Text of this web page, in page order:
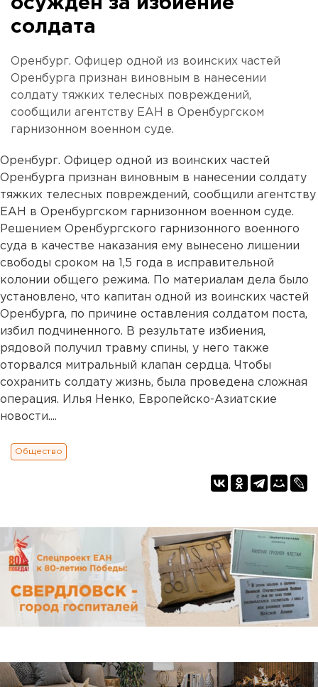
осужден за избиение
солдата
Оренбург. Офицер одной из воинских частей
Оренбурга признан виновным в нанесении
солдату тяжких телесных повреждений,
сообщили агентству ЕАН в Оренбургском
гарнизонном военном суде.
Оренбург. Офицер одной из воинских частей
Оренбурга признан виновным в нанесении солдату
тяжких телесных повреждений, сообщили агентству
ЕАН в Оренбургском гарнизонном военном суде.
Решением Оренбургского гарнизонного военного
суда в качестве наказания ему вынесено лишении
свободы сроком на 1,5 года в исправительной
колонии общего режима. По материалам дела было
установлено, что капитан одной из воинских частей
Оренбурга, по причине оставления солдатом поста,
избил подчиненного. В результате избиения,
рядовой получил травму спины, у него также
оторвался митральный клапан сердца. Чтобы
сохранить солдату жизнь, была проведена сложная
операция. Илья Ненко, Европейско-Азиатские
новости....
Общество